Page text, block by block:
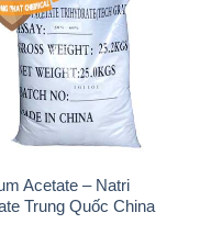
Acetate – Natri
Trung Quốc China